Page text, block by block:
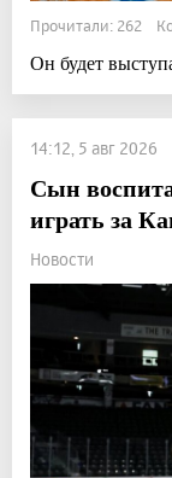
Прочитали: 262
Он будет
14:12, 5 авг 2026
Сын
играть за
Новости